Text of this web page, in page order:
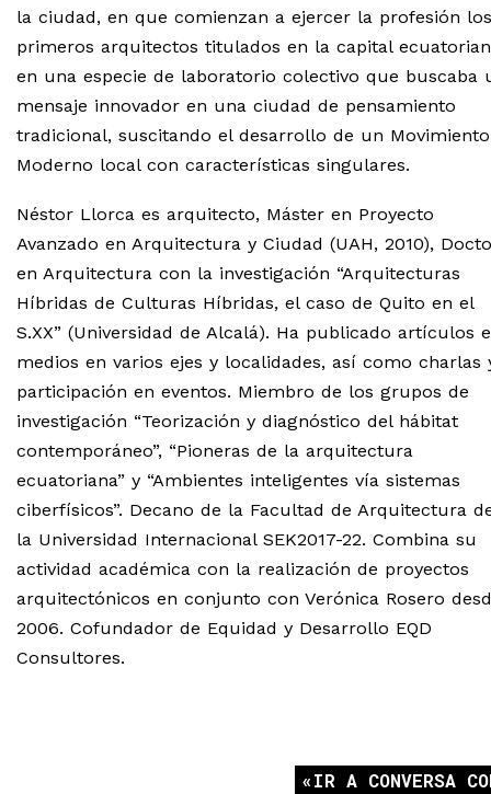
la ciudad, en que comienzan a ejercer la profesión los
primeros arquitectos titulados en la capital
en una especie de laboratorio colectivo que buscaba
mensaje innovador en una ciudad de pensamiento
tradicional, suscitando el desarrollo de un Movimiento
Moderno local con características singulares.
Néstor Llorca es arquitecto, Máster en Proyecto
Avanzado en Arquitectura y Ciudad (UAH, 2010),
en Arquitectura con la investigación “Arquitecturas
Híbridas de Culturas Híbridas, el caso de Quito en el
S.XX” (Universidad de Alcalá). Ha publicado artículos
medios en varios ejes y localidades, así como charlas
participación en eventos. Miembro de los grupos de
investigación “Teorización y diagnóstico del hábitat
contemporáneo”, “Pioneras de la arquitectura
ecuatoriana” y “Ambientes inteligentes vía sistemas
ciberfísicos”. Decano de la Facultad de Arquitectura
la Universidad Internacional SEK2017-22. Combina su
actividad académica con la realización de proyectos
arquitectónicos en conjunto con Verónica Rosero
2006. Cofundador de Equidad y Desarrollo EQD
Consultores.
IR A CONVERSA